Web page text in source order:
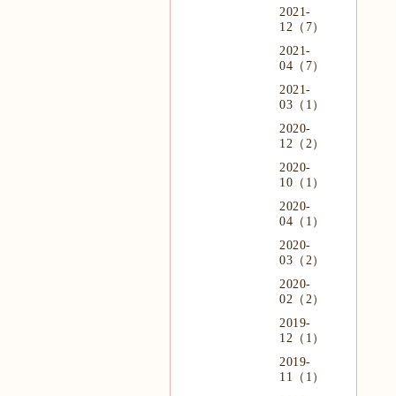
2021-
12（7）
2021-
04（7）
2021-
03（1）
2020-
12（2）
2020-
10（1）
2020-
04（1）
2020-
03（2）
2020-
02（2）
2019-
12（1）
2019-
11（1）